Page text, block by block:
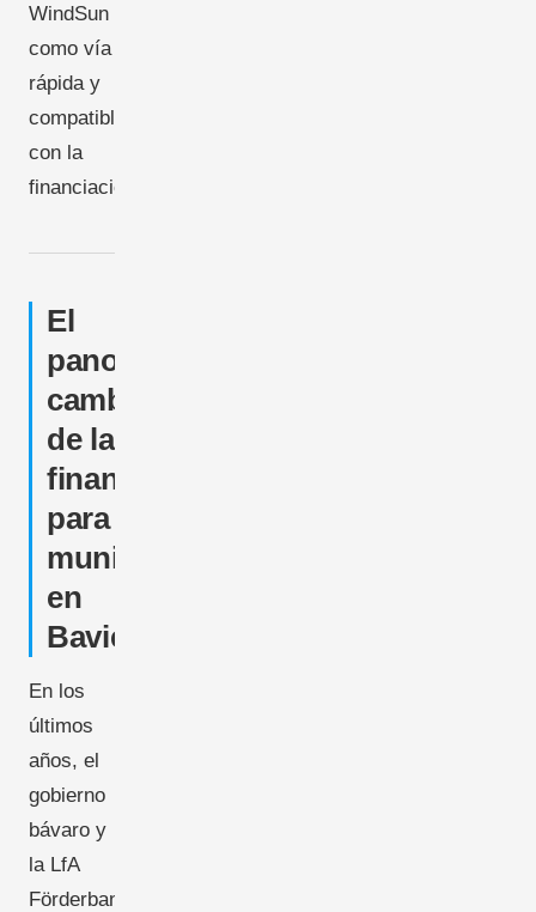
WindSun
como vía
rápida y
compatible
con la
financiación.
El
panorama
cambiante
de la
financiación
para
municipios
en
Baviera
En los
últimos
años, el
gobierno
bávaro y
la LfA
Förderbank